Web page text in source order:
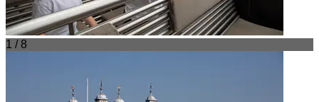
1 / 8